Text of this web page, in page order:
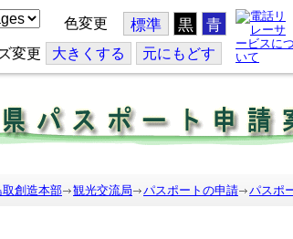
色変更 標準 黒 青
変更 大きくする 元にもどす
取創造本部 観光交流局 パスポートの申請 パスポ